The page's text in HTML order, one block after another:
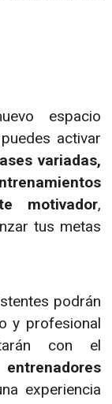
espacio
activar
variadas,
motivador,
tus metas
podrán
y profesional
con el
experiencia